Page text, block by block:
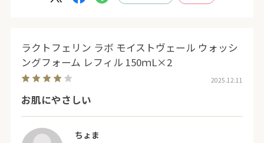
ラクトフェリン ラボ モイストヴェール ウォッシ
ングフォーム レフィル 150ｍL×2
2025.12.11
お肌にやさしい
ちょま